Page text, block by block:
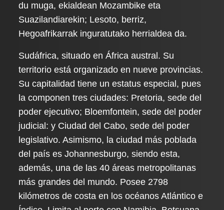
du muga, ekialdean Mozambike eta
Suazilandiarekin; Lesoto, berriz,
Hegoafrikarrak inguratutako herrialdea da.
Sudáfrica, situado en África austral. Su
territorio está organizado en nueve provincias.
Su capitalidad tiene un estatus especial, pues
la componen tres ciudades: Pretoria, sede del
poder ejecutivo; Bloemfontein, sede del poder
judicial: y Ciudad del Cabo, sede del poder
legislativo. Asimismo, la ciudad más poblada
del país es Johannesburgo, siendo esta,
además, una de las 40 áreas metropolitanas
más grandes del mundo. Posee 2798
kilómetros de costa en los océanos Atlántico e